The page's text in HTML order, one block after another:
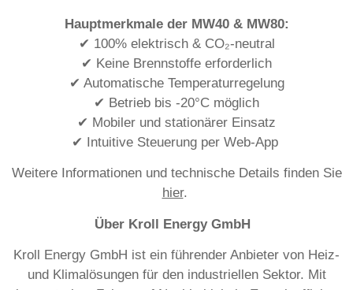
Hauptmerkmale der MW40 & MW80:
✔ 100% elektrisch & CO₂-neutral
✔ Keine Brennstoffe erforderlich
✔ Automatische Temperaturregelung
✔ Betrieb bis -20°C möglich
✔ Mobiler und stationärer Einsatz
✔ Intuitive Steuerung per Web-App
Weitere Informationen und technische Details finden Sie
hier.
Über Kroll Energy GmbH
Kroll Energy GmbH ist ein führender Anbieter von Heiz-
und Klimalösungen für den industriellen Sektor. Mit